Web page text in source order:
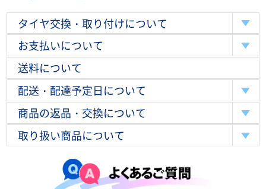
タイヤ交換・取り付けについて
お支払いについて
送料について
配送・配達予定日について
商品の返品・交換について
取り扱い商品について